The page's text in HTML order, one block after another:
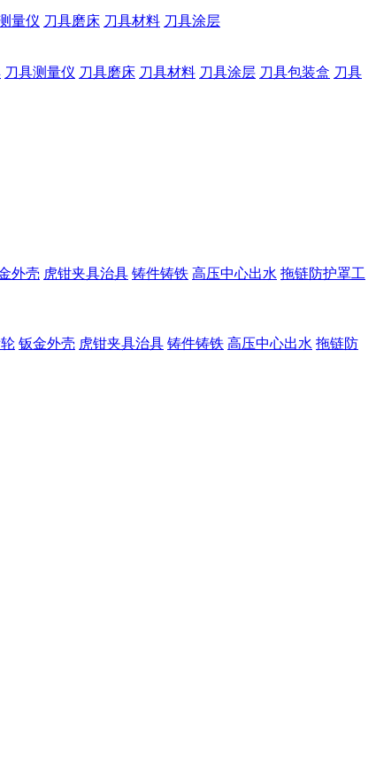
量仪 刀具磨床 刀具材料 刀具涂层
刀具测量仪 刀具磨床 刀具材料 刀具涂层 刀具包装盒 刀具
外壳 虎钳夹具治具 铸件铸铁 高压中心出水 拖链防护罩工
钣金外壳 虎钳夹具治具 铸件铸铁 高压中心出水 拖链防